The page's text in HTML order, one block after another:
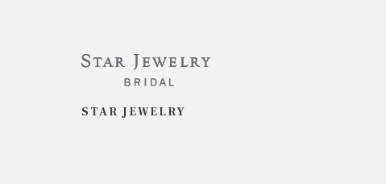
STAR JEWELRY